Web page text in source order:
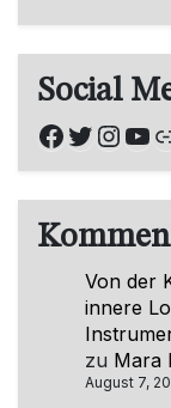
Social
Facebook
Twitter
Von der
innere
zu Mara
August 7,